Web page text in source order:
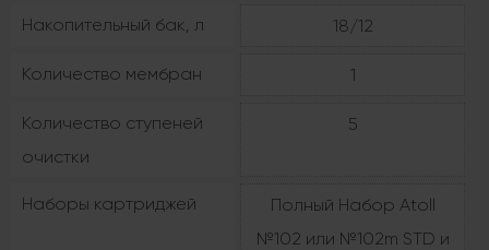
Накопительный бак, л 18/12
Количество мембран 1
Количество ступеней
очистки
5
Наборы картриджей
Полный Набор Atoll
№102 или №102m STD и